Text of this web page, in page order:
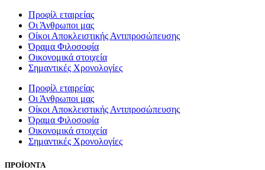
Προφίλ εταιρείας
Οι Άνθρωποι μας
Οίκοι Αποκλειστικής Αντιπροσώπευσης
Όραμα Φιλοσοφία
Οικονομικά στοιχεία
Σημαντικές Χρονολογίες
Προφίλ εταιρείας
Οι Άνθρωποι μας
Οίκοι Αποκλειστικής Αντιπροσώπευσης
Όραμα Φιλοσοφία
Οικονομικά στοιχεία
Σημαντικές Χρονολογίες
ΠΡΟΪΟΝΤΑ